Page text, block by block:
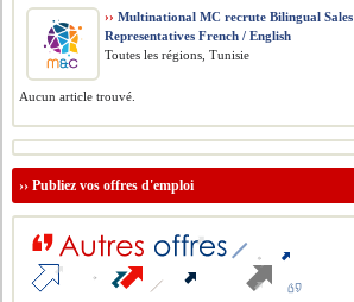
›› Multinational MC recrute Bilingual Sales
Representatives French / English
Toutes les régions, Tunisie
Aucun article trouvé.
››Publiez vos offres d'emploi